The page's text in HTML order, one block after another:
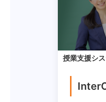
授業支援シ